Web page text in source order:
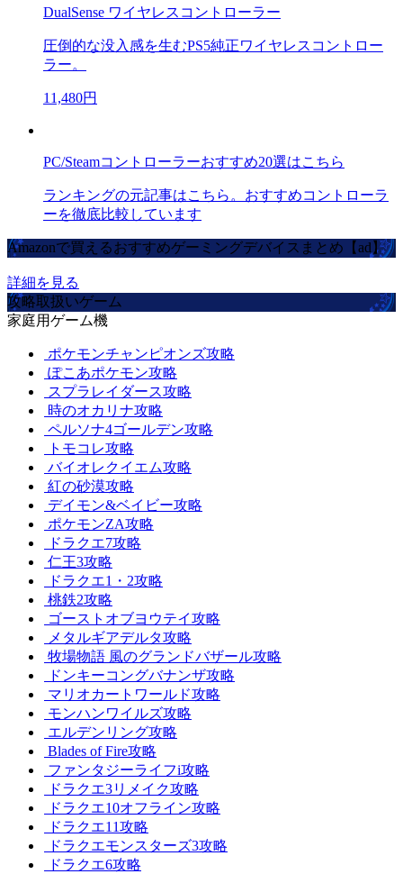
DualSense ワイヤレスコントローラー
圧倒的な没入感を生むPS5純正ワイヤレスコントロー
ラー。
11,480円
PC/Steamコントローラーおすすめ20選はこちら
ランキングの元記事はこちら。おすすめコントローラ
ーを徹底比較しています
Amazonで買えるおすすめゲーミングデバイスまとめ【ad】
詳細を見る
攻略取扱いゲーム
家庭用ゲーム機
ポケモンチャンピオンズ攻略
ぽこあポケモン攻略
スプラレイダース攻略
時のオカリナ攻略
ペルソナ4ゴールデン攻略
トモコレ攻略
バイオレクイエム攻略
紅の砂漠攻略
デイモン&ベイビー攻略
ポケモンZA攻略
ドラクエ7攻略
仁王3攻略
ドラクエ1・2攻略
桃鉄2攻略
ゴーストオブヨウテイ攻略
メタルギアデルタ攻略
牧場物語 風のグランドバザール攻略
ドンキーコングバナンザ攻略
マリオカートワールド攻略
モンハンワイルズ攻略
エルデンリング攻略
Blades of Fire攻略
ファンタジーライフi攻略
ドラクエ3リメイク攻略
ドラクエ10オフライン攻略
ドラクエ11攻略
ドラクエモンスターズ3攻略
ドラクエ6攻略